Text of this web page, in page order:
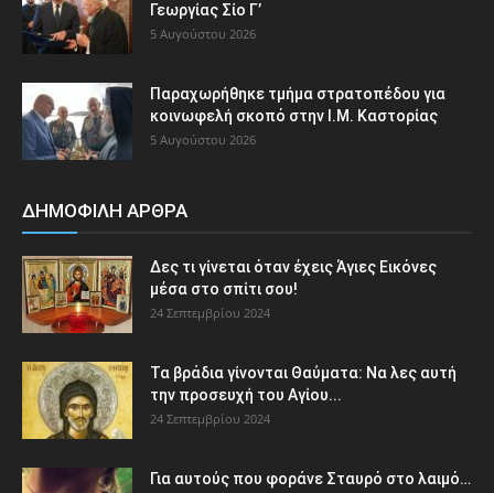
Γεωργίας Σίο Γ’
5 Αυγούστου 2026
Παραχωρήθηκε τμήμα στρατοπέδου για
κοινωφελή σκοπό στην Ι.Μ. Καστορίας
5 Αυγούστου 2026
ΔΗΜΟΦΙΛΗ ΑΡΘΡΑ
Δες τι γίνεται όταν έχεις Άγιες Εικόνες
μέσα στο σπίτι σου!
24 Σεπτεμβρίου 2024
Τα βράδια γίνονται Θαύματα: Να λες αυτή
την προσευχή του Αγίου...
24 Σεπτεμβρίου 2024
Για αυτούς που φοράνε Σταυρό στο λαιμό…